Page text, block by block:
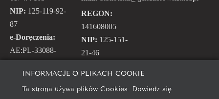
NIP: 125-119-92-
87
e-Doręczenia:
AE:PL-33088-
REGON:
141608005
NIP: 125-151-
21-46
95724-IWCIA-29
INFORMACJE O PLIKACH COOKIE
Ta strona używa plików Cookies. Dowiedz się